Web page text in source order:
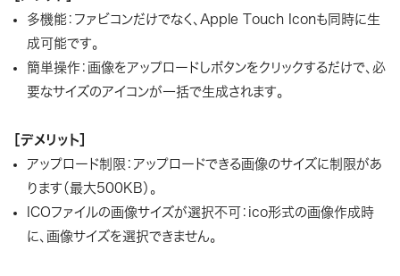
多機能：ファビコンだけでなく、Apple Touch Iconも同時に生
成可能です。
簡単操作：画像をアップロードしボタンをクリックするだけで、必
要なサイズのアイコンが一括で生成されます。
［デメリット］
アップロード制限：アップロードできる画像のサイズに制限があ
ります（最大500KB）。
ICOファイルの画像サイズが選択不可：ico形式の画像作成時
に、画像サイズを選択できません。